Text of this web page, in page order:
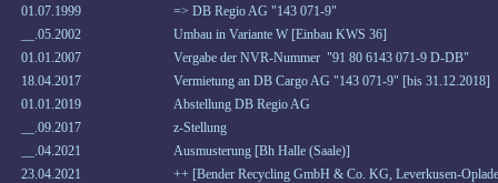
01.07.1999
=> DB Regio AG "143 071-9"
__.05.2002
Umbau in Variante W [Einbau KWS 36]
01.01.2007
Vergabe der NVR-Nummer "91 80 6143 071-9 D-DB"
18.04.2017
Vermietung an DB Cargo AG "143 071-9" [bis 31.12.2018]
01.01.2019
Abstellung DB Regio AG
__.09.2017
z-Stellung
__.04.2021
Ausmusterung [Bh Halle (Saale)]
23.04.2021
++ [Bender Recycling GmbH & Co. KG, Leverkusen-